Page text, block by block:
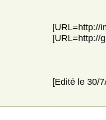
[URL=http://
[URL=http://
[Edité le 30/